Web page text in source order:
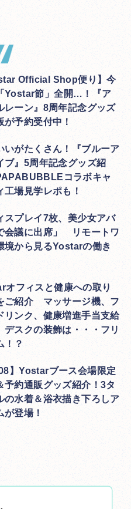
Official Shop便り】今
Yostar節」全開…！『ア
レーン』8周年記念グッズ
が予約受付中！
いがたくさん！『ブルーア
ブ』5周年記念グッズ紹
コラボキャ
工場見学レポも！
スプレイ7枚、美少女アバ
会議に出席」 リモートワ
境から見るYostarの働き
オフィスと健康への取り
ご紹介 マッサージ機、フ
リンク、健康増進手当支給
デスクの装飾は・・・フリ
！？
】Yostarブース会場限定
予約通販グッズ紹介！3タ
の水着＆浴衣描き下ろしア
が登場！